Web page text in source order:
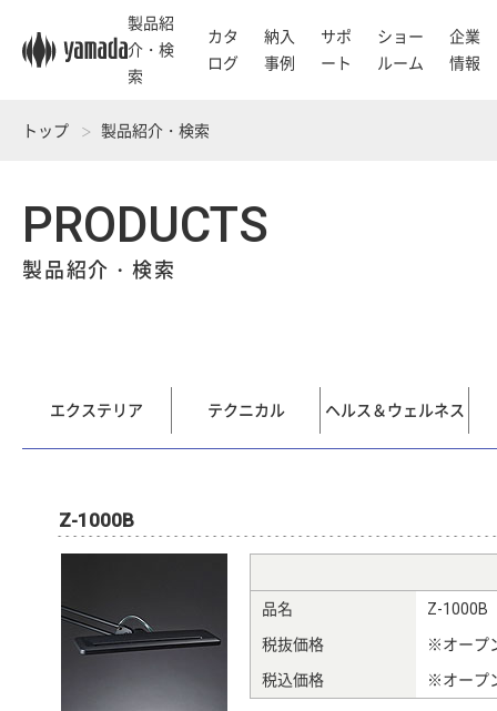
製品紹
介・検
索
カタ
ログ
納入
事例
サポ
ート
ショー
ルーム
企業
情報
トップ 製品紹介・検索
PRODUCTS
製品紹介・検索
エクステリア テクニカル ヘルス＆ウェルネス
Z-1000B
品名
Z-1000B
税抜価格
※オープ
税込価格
※オープ